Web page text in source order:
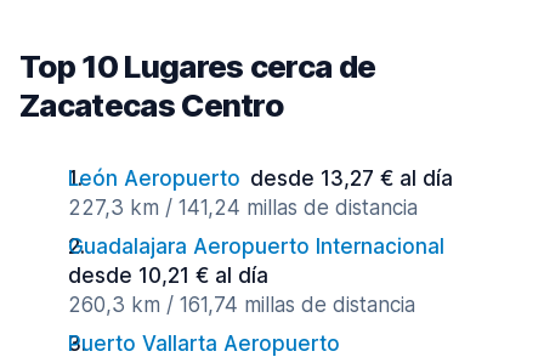
Top 10 Lugares cerca de
Zacatecas Centro
León Aeropuerto desde 13,27 € al día
227,3 km / 141,24 millas de distancia
Guadalajara Aeropuerto Internacional
desde 10,21 € al día
260,3 km / 161,74 millas de distancia
Puerto Vallarta Aeropuerto